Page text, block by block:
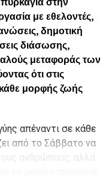
με εθελοντές,
δημοτική
διάσωσης,
μεταφοράς των
ότι στις
μορφής ζωής
απέναντι σε κάθε
από το Σάββατο να
ανθρώπους, αλλά